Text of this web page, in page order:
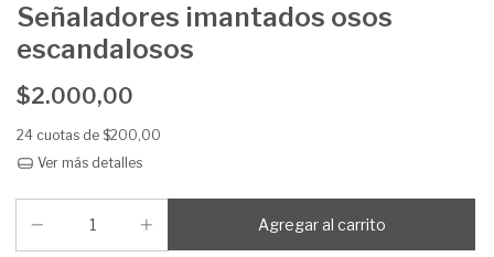
Señaladores imantados osos
escandalosos
$2.000,00
24 cuotas de $200,00
Ver más detalles